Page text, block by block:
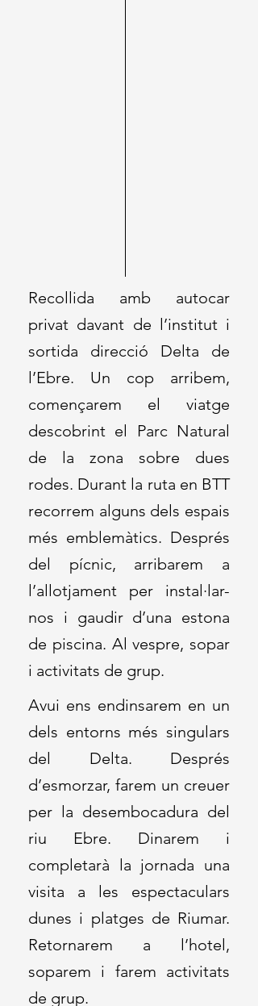
Recollida amb autocar
privat davant de l’institut i
sortida direcció Delta de
l’Ebre. Un cop arribem,
començarem el viatge
descobrint el Parc Natural
de la zona sobre dues
rodes. Durant la ruta en BTT
recorrem alguns dels espais
més emblemàtics. Després
del pícnic, arribarem a
l’allotjament per instal·lar-
nos i gaudir d’una estona
de piscina. Al vespre, sopar
i activitats de grup.
Avui ens endinsarem en un
dels entorns més singulars
del Delta. Després
d’esmorzar, farem un creuer
per la desembocadura del
riu Ebre. Dinarem i
completarà la jornada una
visita a les espectaculars
dunes i platges de Riumar.
Retornarem a l’hotel,
soparem i farem activitats
de grup.